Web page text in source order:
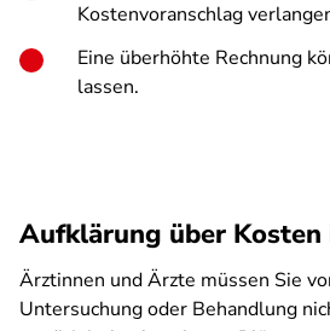
Kostenvoranschlag
Eine überhöhte Rechnung
lassen.
Aufklärung über
Ärztinnen und Ärzte müssen Sie
Untersuchung oder Behandlung